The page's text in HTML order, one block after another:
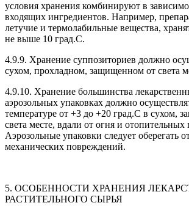
условия хранения комбинируют в
входящих ингредиентов. Например,
летучие и термолабильные вещества,
не выше 10 град.С.
4.9.9. Хранение суппозиториев должно
сухом, прохладном, защищенном от света
4.9.10. Хранение большинства
аэрозольных упаковках должно
температуре от +3 до +20 град.С в сухом,
света месте, вдали от огня и отопительных
Аэрозольные упаковки следует оберегать
механических повреждений.
5. ОСОБЕННОСТИ ХРАНЕНИЯ
РАСТИТЕЛЬНОГО СЫРЬЯ